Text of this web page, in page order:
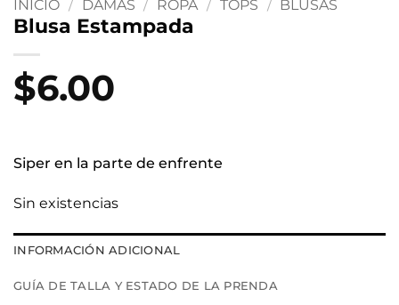
INICIO / DAMAS / ROPA / TOPS / BLUSAS
Blusa Estampada
$6.00
Siper en la parte de enfrente
Sin existencias
INFORMACIÓN ADICIONAL
GUÍA DE TALLA Y ESTADO DE LA PRENDA